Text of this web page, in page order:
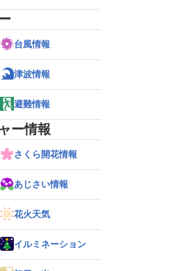
台風情報
津波情報
避難情報
ー情報
さくら開花情報
あじさい情報
花火天気
イルミネーション